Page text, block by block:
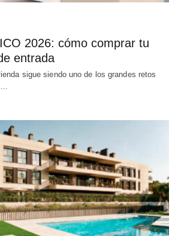
2026: cómo comprar tu
entrada
sigue siendo uno de los grandes retos